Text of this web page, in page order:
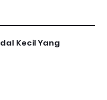
Kecil Yang